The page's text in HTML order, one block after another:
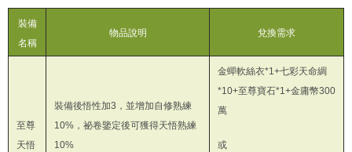
裝備
名稱
物品說明 兌換需求
至尊
天悟
裝備後悟性加3，並增加自修熟練
10%，祕卷鑒定後可獲得天悟熟練
10%
金蟬軟絲衣*1+七彩天命綢
*10+至尊寶石*1+金庸幣300
萬
或